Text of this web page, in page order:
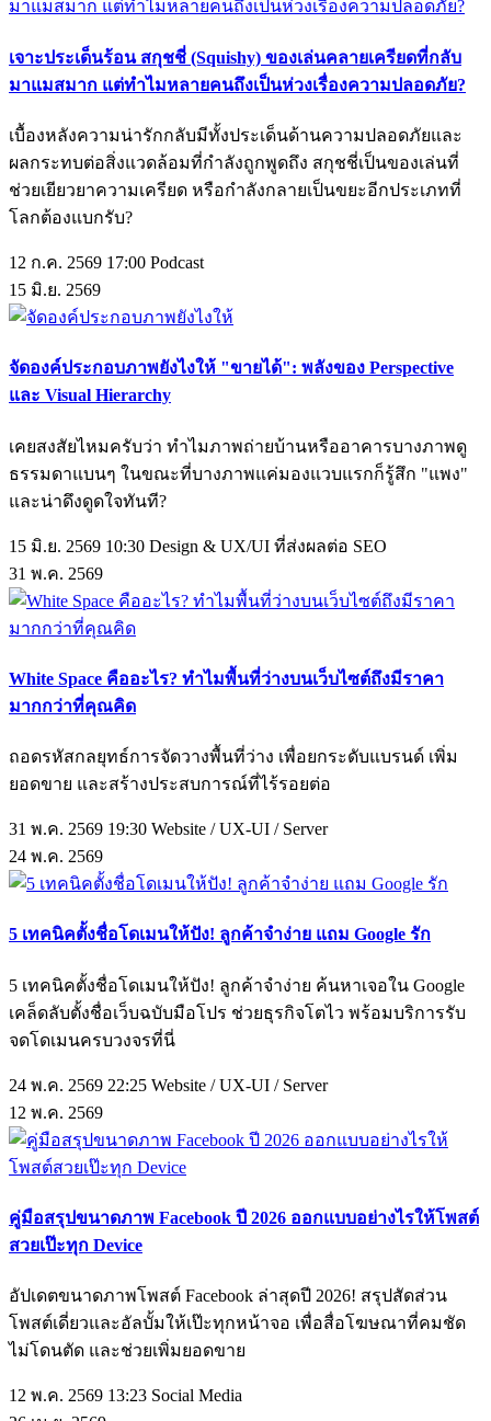
เจาะประเด็นร้อน สกุชชี่ (Squishy) ของเล่นคลายเครียดที่กลับ
มาแมสมาก แต่ทำไมหลายคนถึงเป็นห่วงเรื่องความปลอดภัย?
เบื้องหลังความน่ารักกลับมีทั้งประเด็นด้านความปลอดภัยและ
ผลกระทบต่อสิ่งแวดล้อมที่กำลังถูกพูดถึง สกุชชี่เป็นของเล่นที่
ช่วยเยียวยาความเครียด หรือกำลังกลายเป็นขยะอีกประเภทที่
โลกต้องแบกรับ?
12 ก.ค. 2569 17:00 Podcast
15 มิ.ย. 2569
จัดองค์ประกอบภาพยังไงให้ "ขายได้": พลังของ Perspective
และ Visual Hierarchy
เคยสงสัยไหมครับว่า ทำไมภาพถ่ายบ้านหรืออาคารบางภาพดู
ธรรมดาแบนๆ ในขณะที่บางภาพแค่มองแวบแรกก็รู้สึก "แพง"
และน่าดึงดูดใจทันที?
15 มิ.ย. 2569 10:30 Design & UX/UI ที่ส่งผลต่อ SEO
31 พ.ค. 2569
White Space คืออะไร? ทำไมพื้นที่ว่างบนเว็บไซต์ถึงมีราคา
มากกว่าที่คุณคิด
ถอดรหัสกลยุทธ์การจัดวางพื้นที่ว่าง เพื่อยกระดับแบรนด์ เพิ่ม
ยอดขาย และสร้างประสบการณ์ที่ไร้รอยต่อ
31 พ.ค. 2569 19:30 Website / UX-UI / Server
24 พ.ค. 2569
5 เทคนิคตั้งชื่อโดเมนให้ปัง! ลูกค้าจำง่าย แถม Google รัก
5 เทคนิคตั้งชื่อโดเมนให้ปัง! ลูกค้าจำง่าย ค้นหาเจอใน Google
เคล็ดลับตั้งชื่อเว็บฉบับมือโปร ช่วยธุรกิจโตไว พร้อมบริการรับ
จดโดเมนครบวงจรที่นี่
24 พ.ค. 2569 22:25 Website / UX-UI / Server
12 พ.ค. 2569
คู่มือสรุปขนาดภาพ Facebook ปี 2026 ออกแบบอย่างไรให้โพสต์
สวยเป๊ะทุก Device
อัปเดตขนาดภาพโพสต์ Facebook ล่าสุดปี 2026! สรุปสัดส่วน
โพสต์เดี่ยวและอัลบั้มให้เป๊ะทุกหน้าจอ เพื่อสื่อโฆษณาที่คมชัด
ไม่โดนตัด และช่วยเพิ่มยอดขาย
12 พ.ค. 2569 13:23 Social Media